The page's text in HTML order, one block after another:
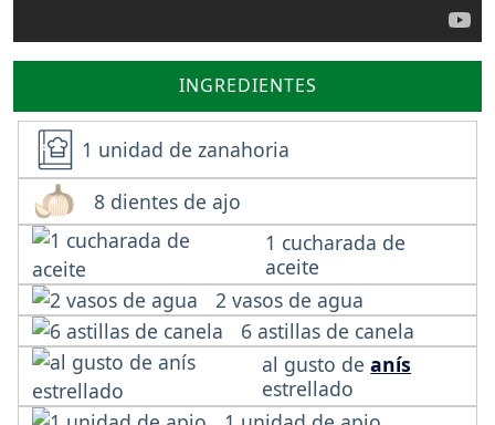
INGREDIENTES
1 unidad de zanahoria
8 dientes de ajo
1 cucharada de
aceite
2 vasos de agua
6 astillas de canela
al gusto deanís
estrellado